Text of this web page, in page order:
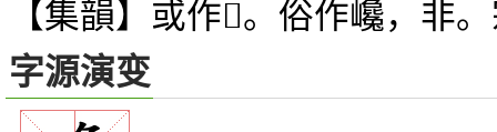
【集韻】或作𥕌。俗作巉，非
字源演变